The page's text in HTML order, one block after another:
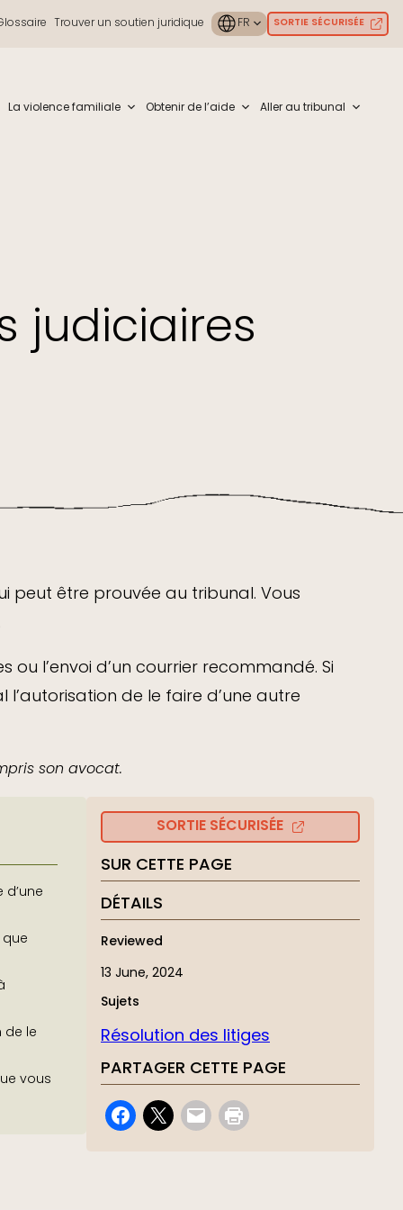
Trouver un soutien juridique SORTIE SÉCURISÉE
La violence familiale Obtenir de l’aide Aller au tribunal
judiciaires
peut être prouvée au tribunal. Vous
l’envoi d’un courrier recommandé. Si
de le faire d’une autre
son avocat.
de le
vous
SORTIE SÉCURISÉE
SUR CETTE PAGE
DÉTAILS
Reviewed
13 June, 2024
Sujets
Résolution des litiges
PARTAGER CETTE PAGE